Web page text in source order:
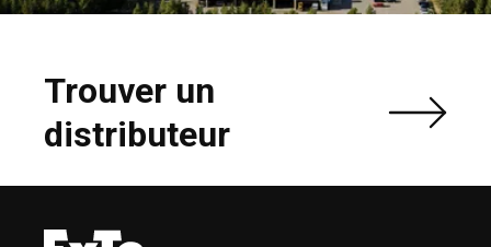
Trouver un
distributeur